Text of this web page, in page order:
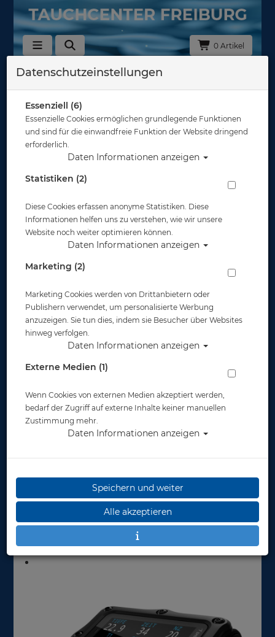
0 Artikel
Zurück
Datenschutzeinstellungen
Essenziell (6)
Essenzielle Cookies ermöglichen grundlegende Funktionen
und sind für die einwandfreie Funktion der Website dringend
erforderlich.
Daten Informationen anzeigen
Statistiken (2)
Diese Cookies erfassen anonyme Statistiken. Diese
Informationen helfen uns zu verstehen, wie wir unsere
Website noch weiter optimieren können.
Daten Informationen anzeigen
Marketing (2)
Marketing Cookies werden von Drittanbietern oder
Publishern verwendet, um personalisierte Werbung
anzuzeigen. Sie tun dies, indem sie Besucher über Websites
hinweg verfolgen.
Daten Informationen anzeigen
Externe Medien (1)
Wenn Cookies von externen Medien akzeptiert werden,
bedarf der Zugriff auf externe Inhalte keiner manuellen
Zustimmung mehr.
Daten Informationen anzeigen
Speichern und weiter
Alle akzeptieren